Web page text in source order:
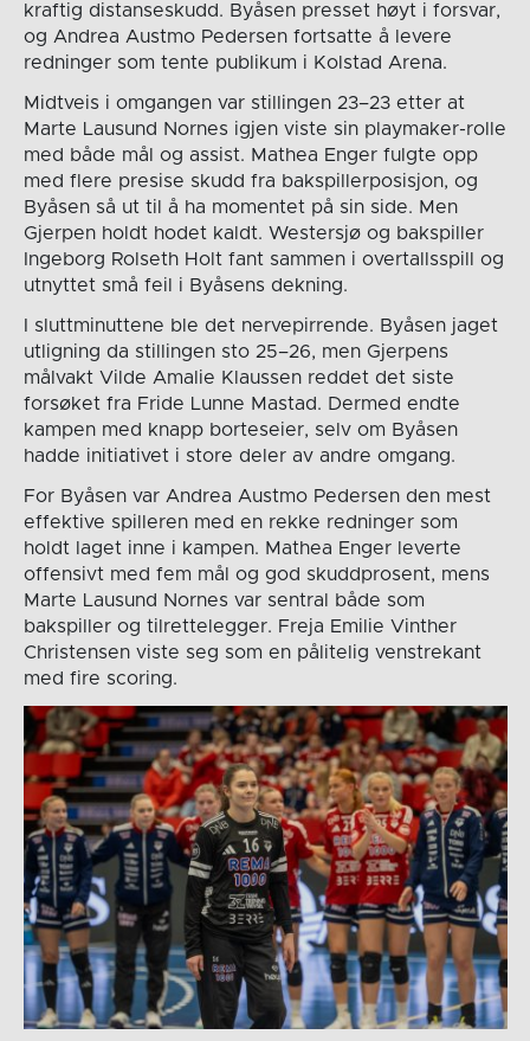
kraftig distanseskudd. Byåsen presset høyt i forsvar,
og Andrea Austmo Pedersen fortsatte å levere
redninger som tente publikum i Kolstad Arena.
Midtveis i omgangen var stillingen 23–23 etter at
Marte Lausund Nornes igjen viste sin playmaker-rolle
med både mål og assist. Mathea Enger fulgte opp
med flere presise skudd fra bakspillerposisjon, og
Byåsen så ut til å ha momentet på sin side. Men
Gjerpen holdt hodet kaldt. Westersjø og bakspiller
Ingeborg Rolseth Holt fant sammen i overtallsspill og
utnyttet små feil i Byåsens dekning.
I sluttminuttene ble det nervepirrende. Byåsen jaget
utligning da stillingen sto 25–26, men Gjerpens
målvakt Vilde Amalie Klaussen reddet det siste
forsøket fra Fride Lunne Mastad. Dermed endte
kampen med knapp borteseier, selv om Byåsen
hadde initiativet i store deler av andre omgang.
For Byåsen var Andrea Austmo Pedersen den mest
effektive spilleren med en rekke redninger som
holdt laget inne i kampen. Mathea Enger leverte
offensivt med fem mål og god skuddprosent, mens
Marte Lausund Nornes var sentral både som
bakspiller og tilrettelegger. Freja Emilie Vinther
Christensen viste seg som en pålitelig venstrekant
med fire scoring.